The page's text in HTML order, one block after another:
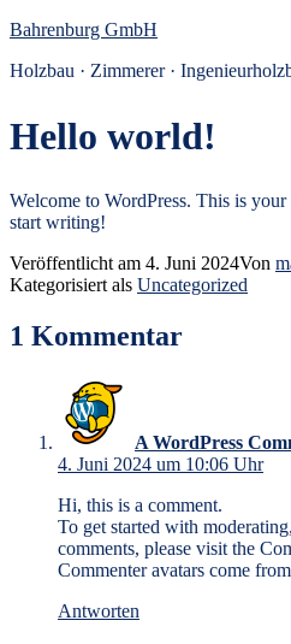
Zum
springen
Bahrenburg GmbH
Holzbau · Zimmerer ·
Hello world!
Welcome to WordPress. This is
start writing!
Veröffentlicht am 4. Juni 2024Von
Kategorisiert als Uncategorized
1 Kommentar
A WordPress
4. Juni 2024 um 10:06 Uhr
Hi, this is a comment.
To get started with
comments, please visit the
Commenter avatars come from
Antworten